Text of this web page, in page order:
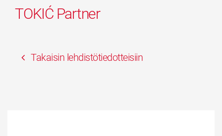
TOKIĆ Partner
Takaisin lehdistötiedotteisiin